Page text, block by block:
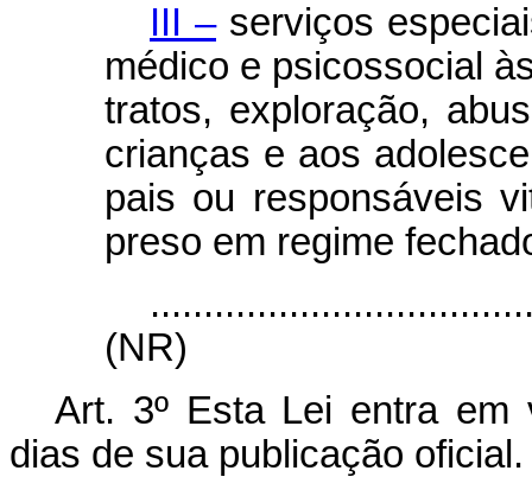
III –serviços
médico e psicossocial
tratos, exploração,
crianças e aos
pais ou responsáveis
preso em regime
(NR)
Art. 3º Esta Lei entra em
dias de sua publicação oficial.